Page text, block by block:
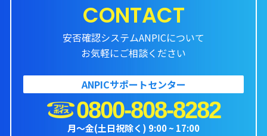
CONTACT
安否確認システムANPICについて
お気軽にご相談ください
ANPICサポートセンター
0800-808-8282
月〜金(土日祝除く) 9:00 ~ 17:00